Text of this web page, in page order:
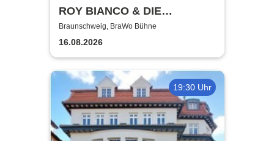
ROY BIANCO & DIE
ABBRUNZATI BOYS - LIVE
2026
Braunschweig, BraWo Bühne
16.08.2026
19:30 Uhr